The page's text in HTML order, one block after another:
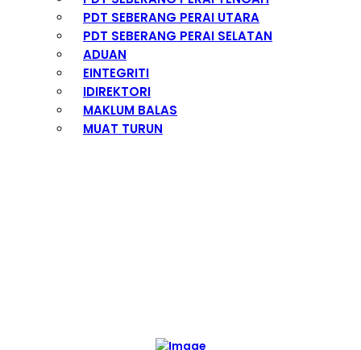
PDT SEBERANG PERAI UTARA
PDT SEBERANG PERAI SELATAN
ADUAN
EINTEGRITI
IDIREKTORI
MAKLUM BALAS
MUAT TURUN